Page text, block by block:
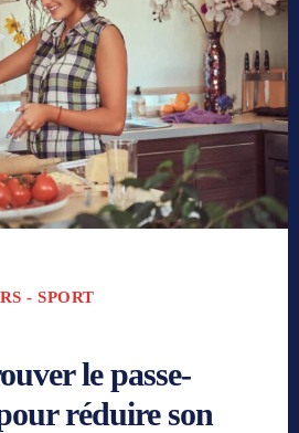
- SPORT
le passe-
réduire son